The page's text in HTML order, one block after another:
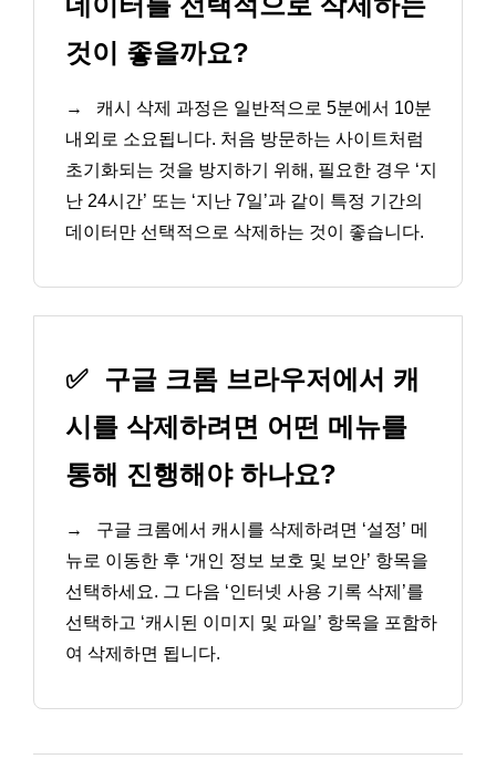
것이 좋을까요?
→
캐시 삭제 과정은 일반적으로 5분에서 10분
내외로 소요됩니다. 처음 방문하는 사이트처럼
초기화되는 것을 방지하기 위해, 필요한 경우 ‘지
난 24시간’ 또는 ‘지난 7일’과 같이 특정 기간의
데이터만 선택적으로 삭제하는 것이 좋습니다.
✅
구글 크롬 브라우저에서 캐
시를 삭제하려면 어떤 메뉴를
통해 진행해야 하나요?
→
구글 크롬에서 캐시를 삭제하려면 ‘설정’ 메
뉴로 이동한 후 ‘개인 정보 보호 및 보안’ 항목을
선택하세요. 그 다음 ‘인터넷 사용 기록 삭제’를
선택하고 ‘캐시된 이미지 및 파일’ 항목을 포함하
여 삭제하면 됩니다.